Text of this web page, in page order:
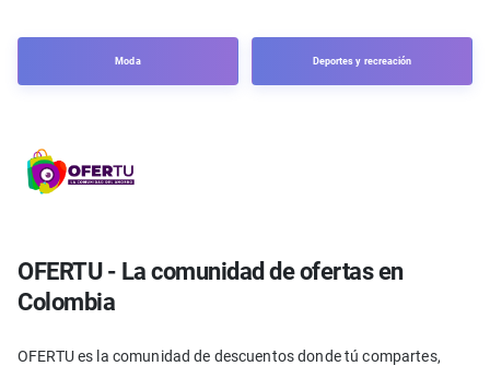
Moda Deportes y recreación
OFERTU - La comunidad de ofertas en
Colombia
OFERTU es la comunidad de descuentos donde tú compartes,